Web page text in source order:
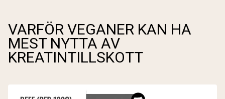
VARFÖR VEGANER KAN HA
MEST NYTTA AV
KREATINTILLSKOTT